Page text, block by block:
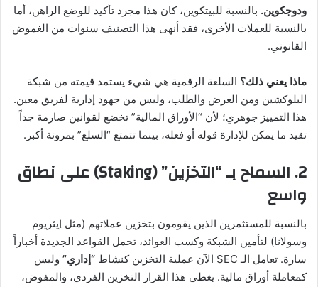
ودوجكوين. بالنسبة للبيتكوين، كان هذا مجرد تأكيد للوضع الراهن، أما
بالنسبة للعملات الأخرى، فقد أنهى هذا التصنيف سنوات من الغموض
القانوني.
ماذا يعني ذلك؟ السلعة الرقمية هي شيء يستمد قيمته من شبكة
البلوكشين ومن العرض والطلب، وليس من جهود إدارية لفريق معين.
هذا التمييز جوهري؛ لأن “الأوراق المالية” تخضع لقوانين صارمة جداً
تقيد ما يمكن للإدارة قوله أو فعله، بينما تتمتع “السلع” بمرونة أكبر.
2. السماح بـ “التخزين” (Staking) على نطاق
واسع
بالنسبة للمستثمرين الذين يقومون بتخزين عملاتهم (مثل إيثريوم
وسولانا) لتأمين الشبكة وكسب العوائد، تحمل القواعد الجديدة أخباراً
سارة. تعامل الـ SEC الآن عملية التخزين كنشاط
“إداري” وليس
كمعاملة أوراق مالية. يغطي هذا القرار التخزين الفردي، والمفوض،